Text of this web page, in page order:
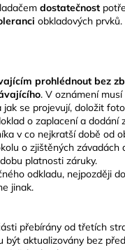
dostatečnost
obkladových
prohlédnout bez
. V oznámení
se projevují, doložit
o zaplacení a dodání
v co nejkratší době od
o zjištěných
platnosti záruky.
odkladu, nejpozději
jinak.
přebírány od třetích
aktualizovány bez